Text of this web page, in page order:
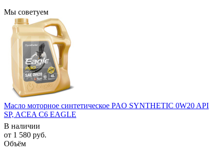
Мы советуем
Масло моторное синтетическое PAO SYNTHETIC 0W20 API
SP, ACEA C6 EAGLE
В наличии
от 1 580 руб.
Объём